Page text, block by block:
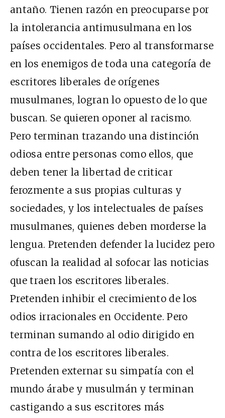
antaño. Tienen razón en preocuparse por
la intolerancia antimusulmana en los
países occidentales. Pero al transformarse
en los enemigos de toda una categoría de
escritores liberales de orígenes
musulmanes, logran lo opuesto de lo que
buscan. Se quieren oponer al racismo.
Pero terminan trazando una distinción
odiosa entre personas como ellos, que
deben tener la libertad de criticar
ferozmente a sus propias culturas y
sociedades, y los intelectuales de países
musulmanes, quienes deben morderse la
lengua. Pretenden defender la lucidez pero
ofuscan la realidad al sofocar las noticias
que traen los escritores liberales.
Pretenden inhibir el crecimiento de los
odios irracionales en Occidente. Pero
terminan sumando al odio dirigido en
contra de los escritores liberales.
Pretenden externar su simpatía con el
mundo árabe y musulmán y terminan
castigando a sus escritores más